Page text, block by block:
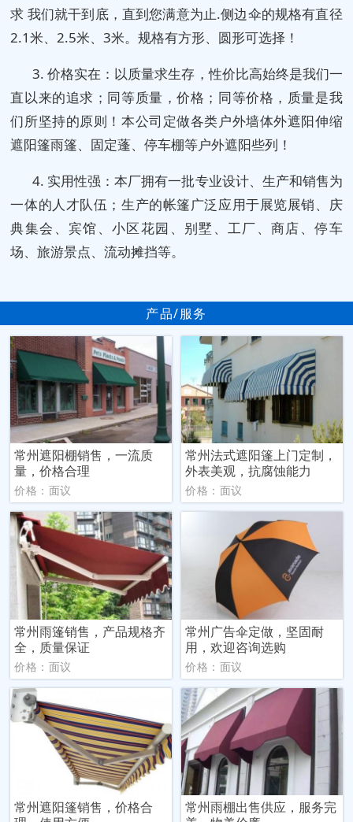
求 我们就干到底，直到您满意为止.侧边伞的规格有直径
2.1米、2.5米、3米。规格有方形、圆形可选择！
3. 价格实在：以质量求生存，性价比高始终是我们一
直以来的追求；同等质量，价格；同等价格，质量是我
们所坚持的原则！本公司定做各类户外墙体外遮阳伸缩
遮阳篷雨篷、固定蓬、停车棚等户外遮阳些列！
4. 实用性强：本厂拥有一批专业设计、生产和销售为
一体的人才队伍；生产的帐篷广泛应用于展览展销、庆
典集会、宾馆、小区花园、别墅、工厂、商店、停车
场、旅游景点、流动摊挡等。
产品/服务
常州遮阳棚销售，一流质
量，价格合理
价格：面议
常州法式遮阳篷上门定制，
外表美观，抗腐蚀能力
价格：面议
常州雨篷销售，产品规格齐
全，质量保证
价格：面议
常州广告伞定做，坚固耐
用，欢迎咨询选购
价格：面议
常州遮阳篷销售，价格合
常州雨棚出售供应，服务完